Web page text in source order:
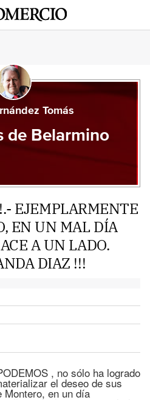
Tomás
de Belarmino
EJEMPLARMENTE
EN UN MAL DÍA
A UN LADO.
DIAZ !!!
, no sólo ha logrado
el deseo de sus
Montero, en un día